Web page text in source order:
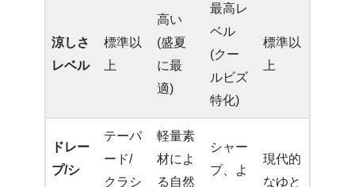
涼しさ
レベル
標準以
上
高い
(盛夏
に最
適)
最高レ
ベル
(クー
ルビズ
特化)
標準以
上
ドレー
プ/シ
テーパ
ード/
クラシ
軽量素
材によ
る自然
シャー
プ、よ
現代的
なゆと